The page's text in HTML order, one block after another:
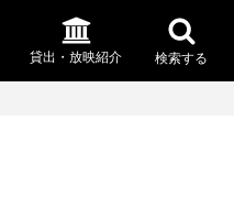
貸出・放映紹介 検索する